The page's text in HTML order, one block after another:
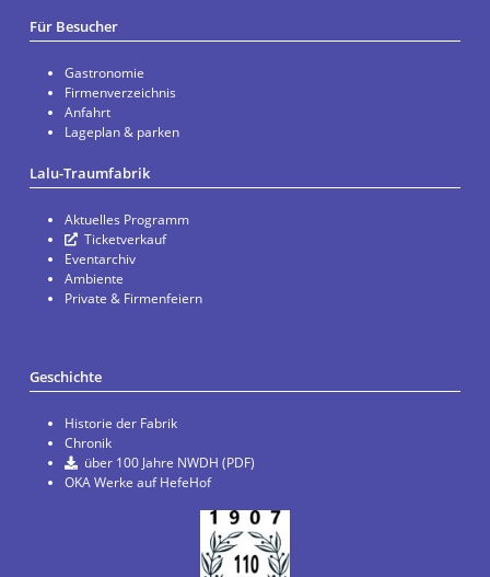
Für Besucher
Gastronomie
Firmenverzeichnis
Anfahrt
Lageplan & parken
Lalu-Traumfabrik
Aktuelles Programm
Ticketverkauf
Eventarchiv
Ambiente
Private & Firmenfeiern
Geschichte
Historie der Fabrik
Chronik
über 100 Jahre NWDH (PDF)
OKA Werke auf HefeHof